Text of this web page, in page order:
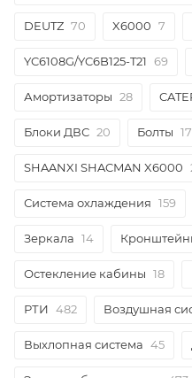
DEUTZ 70 X6000 7
YC6108G/YC6B125-T21 69
Амортизаторы 28
Блоки ДВС 20 Болты
SHAANXI SHACMAN X6000
Система охлаждения 159
Зеркала 14
Остекление кабины 18
РТИ 482 Воздушная
Выхлопная система 45